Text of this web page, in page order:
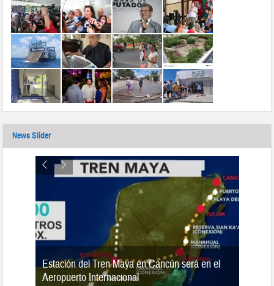
News Slider
Estación del Tren Maya en Cancún será en el
Aeropuerto Internacional